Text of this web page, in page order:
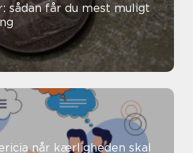
sådan får du mest muligt
skal